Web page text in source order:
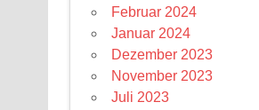
Februar 2024
Januar 2024
Dezember 2023
November 2023
Juli 2023